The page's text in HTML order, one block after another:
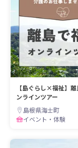
【島ぐらし×福祉】
ンラインツアー
島根県海士町
イベント・体験